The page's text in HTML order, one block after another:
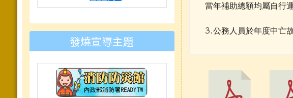
to https://www.mleps.hlc.edu.tw/modules/
發燒宣導主題
當年補助總額均屬自行
3. 公務人員於年度中亡